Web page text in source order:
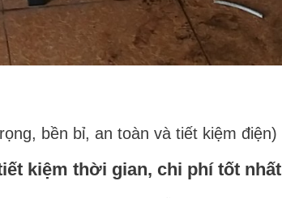
bền bỉ, an toàn và tiết kiệm điện)
kiệm thời gian, chi phí tốt nhất